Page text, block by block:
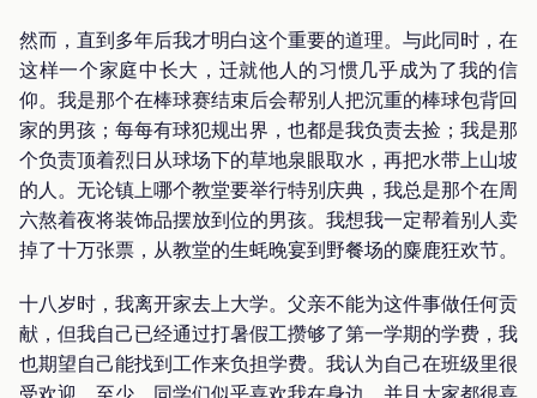
然而，直到多年后我才明白这个重要的道理。与此同时，在
这样一个家庭中长大，迁就他人的习惯几乎成为了我的信
仰。我是那个在棒球赛结束后会帮别人把沉重的棒球包背回
家的男孩；每每有球犯规出界，也都是我负责去捡；我是那
个负责顶着烈日从球场下的草地泉眼取水，再把水带上山坡
的人。无论镇上哪个教堂要举行特别庆典，我总是那个在周
六熬着夜将装饰品摆放到位的男孩。我想我一定帮着别人卖
掉了十万张票，从教堂的生蚝晚宴到野餐场的麋鹿狂欢节。
十八岁时，我离开家去上大学。父亲不能为这件事做任何贡
献，但我自己已经通过打暑假工攒够了第一学期的学费，我
也期望自己能找到工作来负担学费。我认为自己在班级里很